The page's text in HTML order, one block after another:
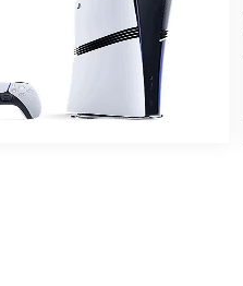
Sony PlayStation 5